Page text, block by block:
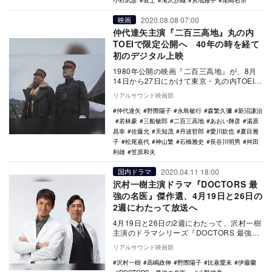
映画 2020.08.08 07:00
仲代達矢主演『二百三高地』丸の内
TOEIで限定公開へ 40年の時を経て
初のデジタル上映
1980年公開の映画『二百三高地』が、8月
14日から27日にかけて東京・丸の内TOEIで
リアルサウンド映画部
仲代達矢
野際陽子 永島敏行 森繁久彌
新沼謙治
若林豪
三船敏郎 二百三高地 あおい輝彦
湯原
昌幸
佐藤允 天知茂 丹波哲郎 愛川欽也
夏目雅
子
松尾嘉代 神山繁 石橋雅史 長谷川明男
舛田
利雄
笠原和夫
国内ドラマ 2020.04.11 18:00
沢村一樹主演ドラマ『DOCTORS 最
強の名医』傑作選、4月19日と26日の
2週にわたって放送へ
4月19日と26日の2週にわたって、沢村一樹
主演のドラマシリーズ『DOCTORS 最強の
名医』（テレビ朝日系）の傑作選が放送さ
れ…
リアルサウンド映画部
沢村一樹
高嶋政伸 野際陽子 比嘉愛未
伊藤蘭